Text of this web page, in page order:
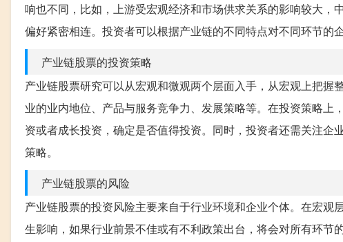
响也不同，比如，上游受宏观经济和市场供求关系的影响较大
偏好紧密相连。投资者可以根据产业链的不同特点对不同环节的
产业链股票的投资策略
产业链股票研究可以从宏观和微观两个层面入手，从宏观上把
业的业内地位、产品与服务竞争力、发展策略等。在投资策略
资或者成长投资，确定是否值得投资。同时，投资者还需关注
策略。
产业链股票的风险
产业链股票的投资风险主要来自于行业环境和企业个体。在宏
生影响，如果行业前景不佳或有不利政策出台，将会对所有环